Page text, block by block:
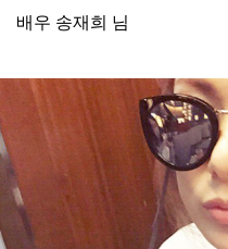
배우 송재희 님